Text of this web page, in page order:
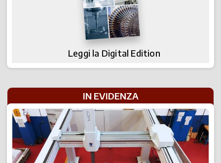
Leggi la Digital Edition
IN EVIDENZA